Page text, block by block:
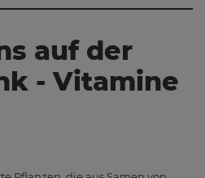
auf der
- Vitamine